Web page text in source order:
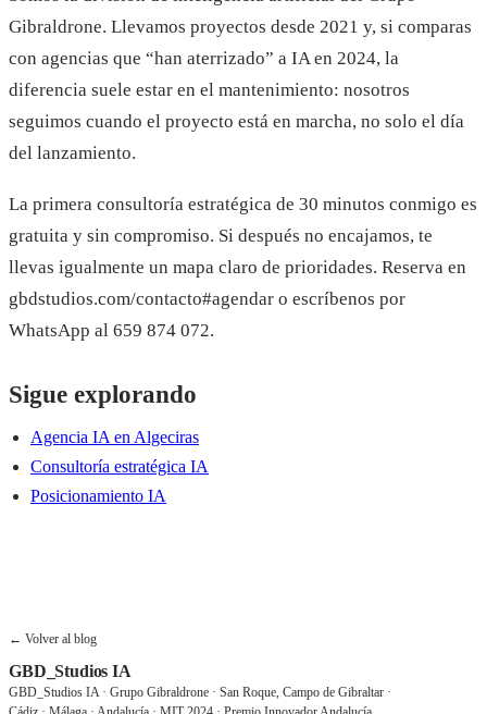
Gibraldrone. Llevamos proyectos desde 2021 y, si comparas
con agencias que “han aterrizado” a IA en 2024, la
diferencia suele estar en el mantenimiento: nosotros
seguimos cuando el proyecto está en marcha, no solo el día
del lanzamiento.
La primera consultoría estratégica de 30 minutos conmigo es
gratuita y sin compromiso. Si después no encajamos, te
llevas igualmente un mapa claro de prioridades. Reserva en
gbdstudios.com/contacto#agendar o escríbenos por
WhatsApp al 659 874 072.
Sigue explorando
Agencia IA en Algeciras
Consultoría estratégica IA
Posicionamiento IA
← Volver al blog
GBD_Studios IA
GBD_Studios IA · Grupo Gibraldrone · San Roque, Campo de Gibraltar ·